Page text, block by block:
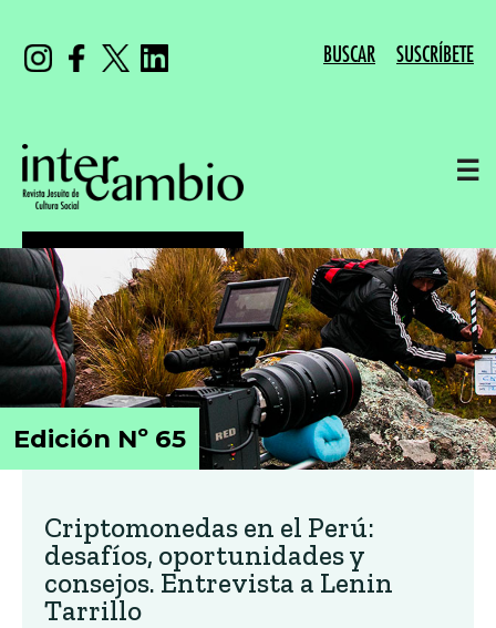
BUSCAR SUSCRÍBETE
☰
Edición Nº 65
Criptomonedas en el Perú:
desafíos, oportunidades y
consejos. Entrevista a Lenin
Tarrillo